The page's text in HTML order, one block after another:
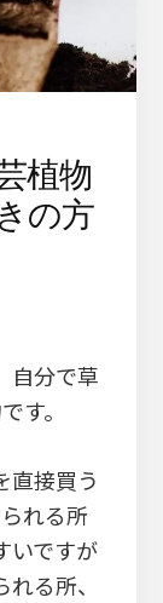
植物
の方
自分で草
す。
直接買う
れる所
いですが
る所、